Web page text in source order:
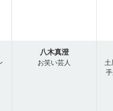
八木真澄
お笑い芸人
土